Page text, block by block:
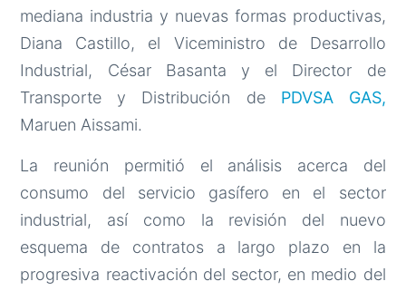
mediana industria y nuevas formas productivas,
Diana Castillo, el Viceministro de Desarrollo
Industrial, César Basanta y el Director de
Transporte y Distribución de PDVSA GAS,
Maruen Aissami.
La reunión permitió el análisis acerca del
consumo del servicio gasífero en el sector
industrial, así como la revisión del nuevo
esquema de contratos a largo plazo en la
progresiva reactivación del sector, en medio del